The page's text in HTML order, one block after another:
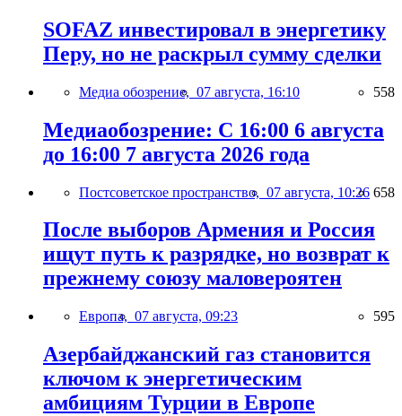
SOFAZ инвестировал в энергетику
Перу, но не раскрыл сумму сделки
Медиа обозрение, 07 августа, 16:10 558
Медиаобозрение: С 16:00 6 августа
до 16:00 7 августа 2026 года
Постсоветское пространство, 07 августа, 10:26 658
После выборов Армения и Россия
ищут путь к разрядке, но возврат к
прежнему союзу маловероятен
Европа, 07 августа, 09:23 595
Азербайджанский газ становится
ключом к энергетическим
амбициям Турции в Европе